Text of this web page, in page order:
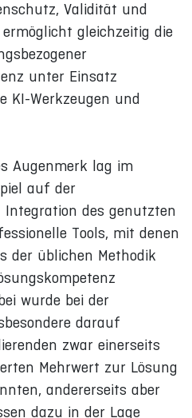
Validität und
gleichzeitig die
unter Einsatz
KI-Werkzeugen und
Augenmerk lag im
auf der
Integration des genutzten
Tools, mit denen
der üblichen Methodik
wurde bei der
darauf
zwar einerseits
Mehrwert zur Lösung
andererseits aber
dazu in der Lage